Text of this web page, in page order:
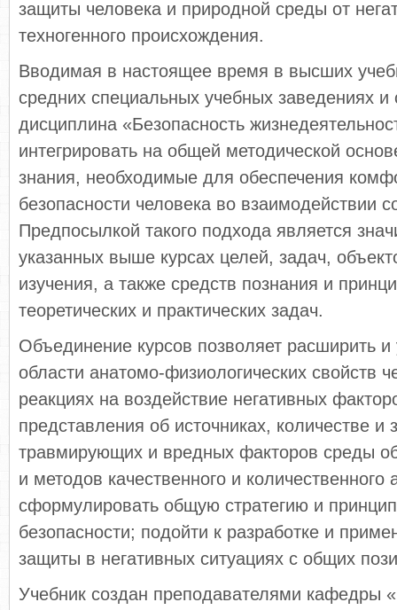
защиты человека и природной среды от
техногенного происхождения.
Вводимая в настоящее время в высших
средних специальных учебных заведениях
дисциплина «Безопасность
интегрировать на общей методической
знания, необходимые для обеспечения
безопасности человека во взаимодействии
Предпосылкой такого подхода является
указанных выше курсах целей, задач,
изучения, а также средств познания и
теоретических и практических задач.
Объединение курсов позволяет расширить и
области анатомо-физиологических свойств
реакциях на воздействие негативных
представления об источниках, количестве и
травмирующих и вредных факторов среды
и методов качественного и количественного
сформулировать общую стратегию и
безопасности; подойти к разработке и
защиты в негативных ситуациях с общих
Учебник создан преподавателями кафедры